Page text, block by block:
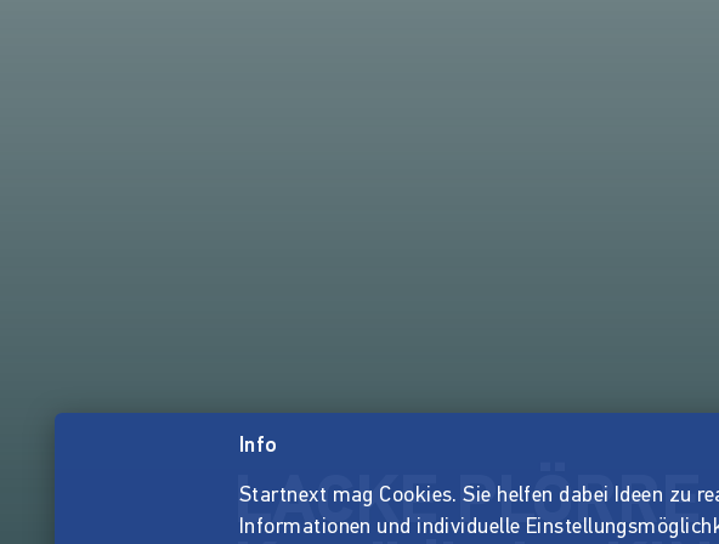
LACKE
Info
Startnext mag Cookies. Sie helfen dabei Ideen zu
Informationen und individuelle